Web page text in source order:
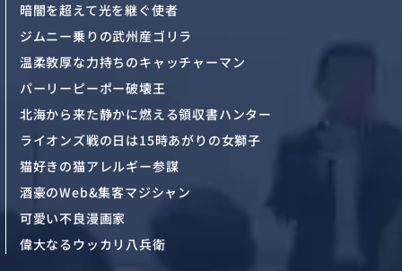
暗闇を超えて光を継ぐ使者
ジムニー乗りの武州産ゴリラ
温柔敦厚な力持ちのキャッチャーマン
パーリーピーポー破壊王
北海から来た静かに燃える領収書ハンター
ライオンズ戦の日は15時あがりの女獅子
猫好きの猫アレルギー参謀
酒豪のWeb&集客マジシャン
可愛い不良漫画家
偉大なるウッカリ八兵衛